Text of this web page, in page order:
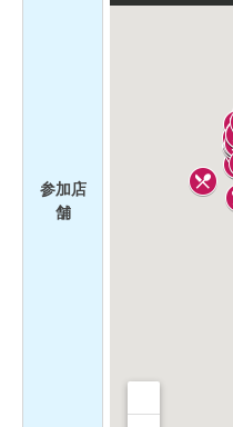
参加店
舗